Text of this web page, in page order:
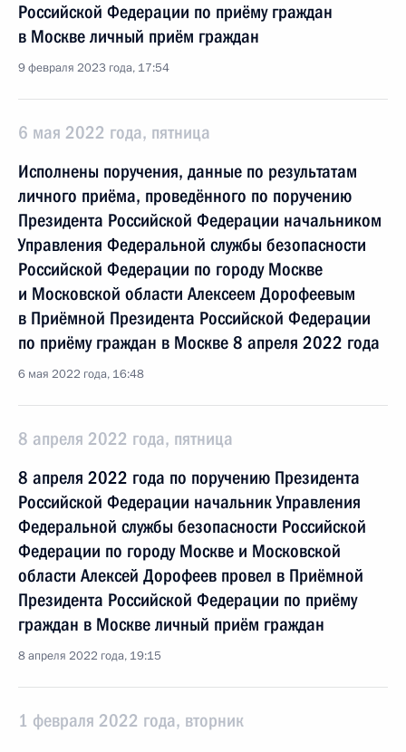
Российской Федерации по приёму граждан
в Москве личный приём граждан
9 февраля 2023 года, 17:54
6 мая 2022 года, пятница
Исполнены поручения, данные по результатам
личного приёма, проведённого по поручению
Президента Российской Федерации начальником
Управления Федеральной службы безопасности
Российской Федерации по городу Москве
и Московской области Алексеем Дорофеевым
в Приёмной Президента Российской Федерации
по приёму граждан в Москве 8 апреля 2022 года
6 мая 2022 года, 16:48
8 апреля 2022 года, пятница
8 апреля 2022 года по поручению Президента
Российской Федерации начальник Управления
Федеральной службы безопасности Российской
Федерации по городу Москве и Московской
области Алексей Дорофеев провел в Приёмной
Президента Российской Федерации по приёму
граждан в Москве личный приём граждан
8 апреля 2022 года, 19:15
1 февраля 2022 года, вторник